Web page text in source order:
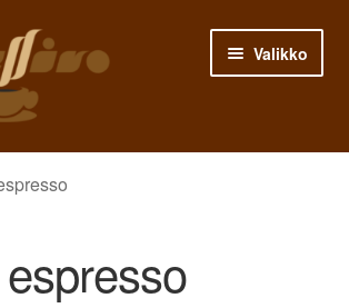
Valikko